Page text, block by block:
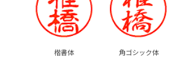
楷書体 角ゴシック体